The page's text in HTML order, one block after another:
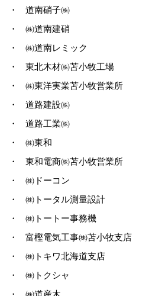
・
道南硝子㈱
・
㈱道南建硝
・
㈱道南レミック
・
東北木材㈱苫小牧工場
・
㈱東洋実業苫小牧営業所
・
道路建設㈱
・
道路工業㈱
・
㈱東和
・
東和電商㈱苫小牧営業所
・
㈱ドーコン
・
㈱トータル測量設計
・
㈱トートー事務機
・
富樫電気工事㈱苫小牧支店
・
㈱トキワ北海道支店
・
㈱トクシャ